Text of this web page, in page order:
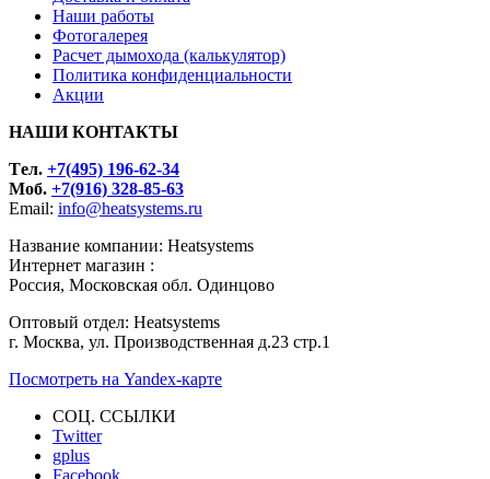
Наши работы
Фотогалерея
Расчет дымохода (калькулятор)
Политика конфиденциальности
Акции
НАШИ КОНТАКТЫ
Tел. +7(495) 196-62-34
Моб. +7(916) 328-85-63
Email: info@heatsystems.ru
Название компании: Heatsystems
Интернет магазин :
Россия, Московская обл. Одинцово
Оптовый отдел: Heatsystems
г. Москва, ул. Производственная д.23 стр.1
Посмотреть на Yandex-карте
СОЦ. ССЫЛКИ
Twitter
gplus
Facebook